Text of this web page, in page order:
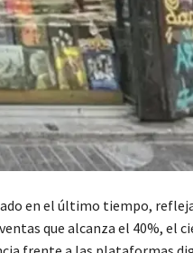
en el último tiempo,
que alcanza el 40%, el